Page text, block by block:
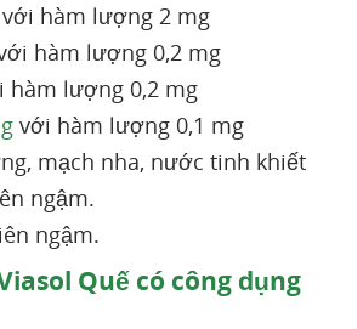
hàm lượng 2 mg
hàm lượng 0,2 mg
hàm lượng 0,2 mg
với hàm lượng 0,1 mg
mạch nha, nước tinh khiết
ngậm.
ngậm.
Quế có công dụng